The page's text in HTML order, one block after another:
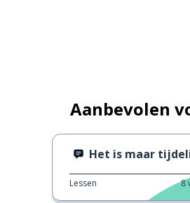
Aanbevolen
Het is maar
Lessen 8